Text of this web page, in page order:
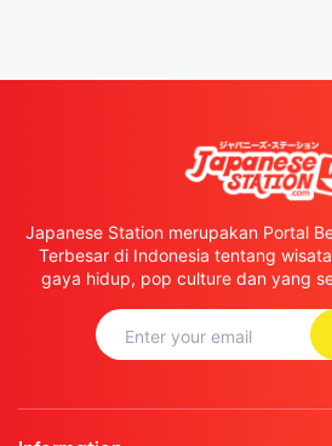
Japanese Station merupakan Portal
Terbesar di Indonesia tentang
gaya hidup, pop culture dan yang